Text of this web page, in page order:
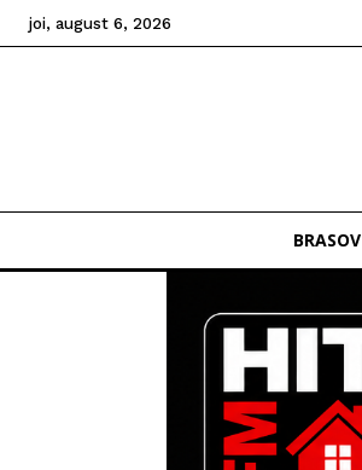
joi, august 6, 2026
BRASOV